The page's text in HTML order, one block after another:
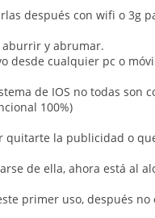
después con wifi o 3g
aburrir y abrumar.
desde cualquier pc o
de IOS no todas son
100%)
quitarte la publicidad o
de ella, ahora está al
primer uso, después no